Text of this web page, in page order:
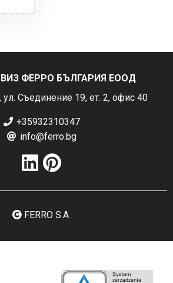
ФЕРРО БЪЛГАРИЯ ЕООД
Съединение 19, ет. 2, офис 40
+35932310347
info@ferro.bg
FERRO S.A.